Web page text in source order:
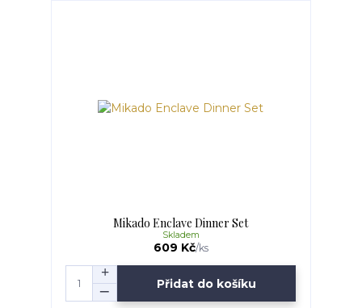
Mikado Enclave Dinner Set
609 Kč/ks
Skladem
Přidat do košíku